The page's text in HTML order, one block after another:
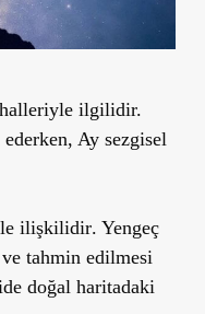
ilgilidir.
Ay sezgisel
ilişkilidir. Yengeç
tahmin edilmesi
doğal haritadaki